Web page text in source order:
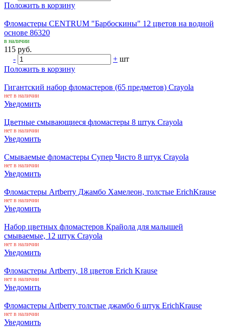
Положить в корзину
Фломастеры CENTRUM "Барбоскины" 12 цветов на водной
основе 86320
в наличии
115 руб.
-
+ шт
Положить в корзину
Гигантский набор фломастеров (65 предметов) Crayola
нет в наличии
Уведомить
Цветные смывающиеся фломастеры 8 штук Crayola
нет в наличии
Уведомить
Смываемые фломастеры Супер Чисто 8 штук Crayola
нет в наличии
Уведомить
Фломастеры Artberry Джамбо Хамелеон, толстые ErichKrause
нет в наличии
Уведомить
Набор цветных фломастеров Крайола для малышей
смываемые, 12 штук Crayola
нет в наличии
Уведомить
Фломастеры Artberry, 18 цветов Erich Krause
нет в наличии
Уведомить
Фломастеры Artberry толстые джамбо 6 штук ErichKrause
нет в наличии
Уведомить